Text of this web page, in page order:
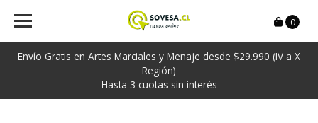
Envío Gratis en Artes Marciales y Menaje desde $29.990 (IV a X
Región)
Hasta 3 cuotas sin interés
0